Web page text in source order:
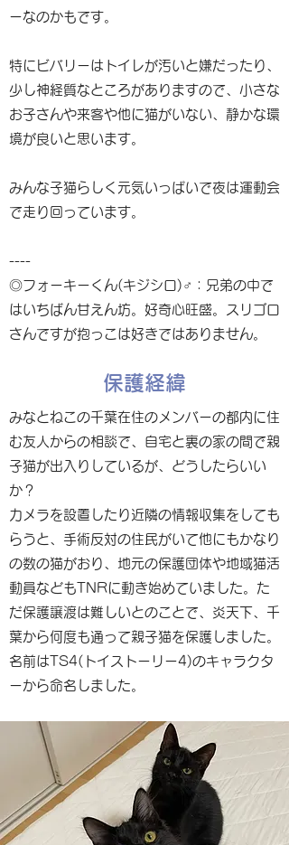
ーなのかもです。
特にビバリーはトイレが汚いと嫌だったり、
少し神経質なところがありますので、小さな
お子さんや来客や他に猫がいない、静かな環
境が良いと思います。
みんな子猫らしく元気いっぱいで夜は運動会
で走り回っています。
----
◎フォーキーくん(キジシロ)♂：兄弟の中で
はいちばん甘えん坊。好奇心旺盛。スリゴロ
さんですが抱っこは好きではありません。
保護経緯
みなとねこの千葉在住のメンバーの都内に住
む友人からの相談で、自宅と裏の家の間で親
子猫が出入りしているが、どうしたらいい
か？
カメラを設置したり近隣の情報収集をしても
らうと、手術反対の住民がいて他にもかなり
の数の猫がおり、地元の保護団体や地域猫活
動員などもTNRに動き始めていました。た
だ保護譲渡は難しいとのことで、炎天下、千
葉から何度も通って親子猫を保護しました。
名前はTS4(トイストーリー4)のキャラクタ
ーから命名しました。